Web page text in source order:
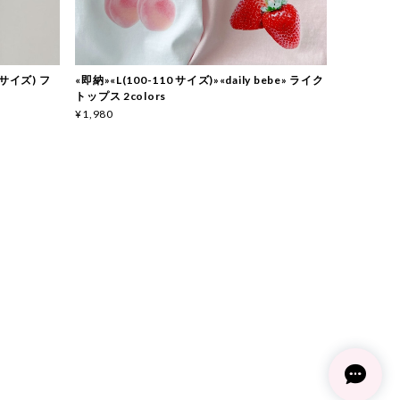
イズ) フ
«即納»«L(100-110 サイズ)»«daily bebe» ライク
トップス 2colors
¥1,980